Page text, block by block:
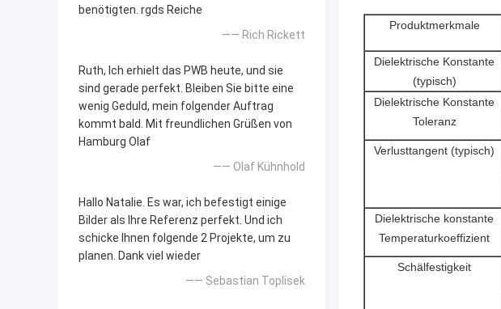
benötigten. rgds Reiche
—— Rich Rickett
Ruth, Ich erhielt das PWB heute, und sie
sind gerade perfekt. Bleiben Sie bitte eine
wenig Geduld, mein folgender Auftrag
kommt bald. Mit freundlichen Grüßen von
Hamburg Olaf
—— Olaf Kühnhold
Hallo Natalie. Es war, ich befestigt einige
Bilder als Ihre Referenz perfekt. Und ich
schicke Ihnen folgende 2 Projekte, um zu
planen. Dank viel wieder
—— Sebastian Toplisek
Produktmerkmale
Dielektrische Konstante
(typisch)
Dielektrische Konstante
Toleranz
Verlusttangent (typisch)
Dielektrische konstante
Temperaturkoeffizient
Schälfestigkeit